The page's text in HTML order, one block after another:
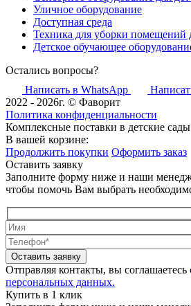
Уличное оборудование
Доступная среда
Техника для уборки помещений
Детское обучающее
Остались вопросы?
Написать в WhatsApp
2022 - 2026г. © Фаворит
Политика конфиденциальности
Комплексные поставки в детские
В вашей корзине:
Продолжить покупки Оформить заказ
Оставить заявку
Заполните форму ниже и наши
чтобы помочь Вам выбрать
Оставить заявку
Отправляя контакты, вы соглашаетесь
персональных данных.
Купить в 1 клик